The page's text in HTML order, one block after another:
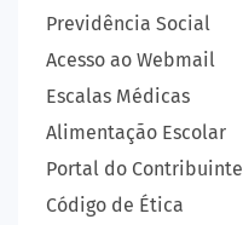
Previdência Social
Acesso ao Webmail
Escalas Médicas
Alimentação Escolar
Portal do Contribuinte
Código de Ética